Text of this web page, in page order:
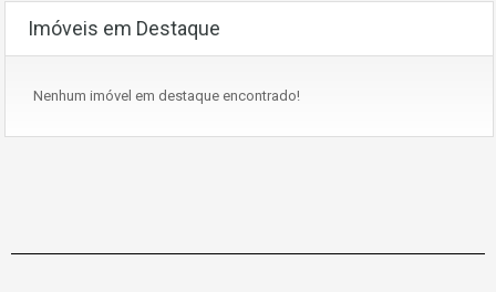
Imóveis em Destaque
Nenhum imóvel em destaque encontrado!